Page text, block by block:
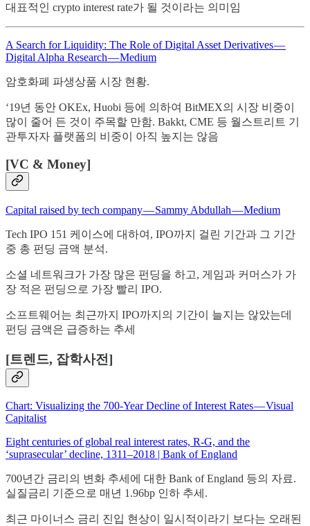
대표적인 crypto interest rate가 될 것이라는 의미임
A Search for Liquidity: The Role of Digital Asset Derivatives —
Digital Alpha Research — Medium
암호화폐 파생상품 시장 현황.
‘19년 동안 OKEx, Huobi 등에 의하여 BitMEX의 시장 비중이
많이 줄어 든 것이 주목할 만함. Bakkt, CME 등 월스트리트 기
관투자자 플랫폼의 비중이 아직 높지는 않음
[VC & Money]
Capital raised by tech company — Sammy Abdullah — Medium
Tech IPO 151 케이스에 대하여, IPO까지 걸린 기간과 그 기간
중 총 펀딩 금액 분석.
소셜 네트워크가 가장 많은 펀딩을 하고, 게임과 커머스가 가
장 적은 펀딩으로 가장 빨리 IPO.
소프트웨어는 최근까지 IPO까지의 기간이 늘지는 않았는데
펀딩 금액은 급증하는 추세
[트렌드, 잡학사전]
Chart: Visualizing the 700-Year Decline of Interest Rates — Visual
Capitalist
Eight centuries of global real interest rates, R-G, and the
‘suprasecular’ decline, 1311–2018 | Bank of England
700년간 금리의 변화 추세에 대한 Bank of England 등의 자료.
실질금리 기준으로 매년 1.96bp 인하 추세.
최근 마이너스 금리 진입 현상이 일시적이라기 보다는 오래된